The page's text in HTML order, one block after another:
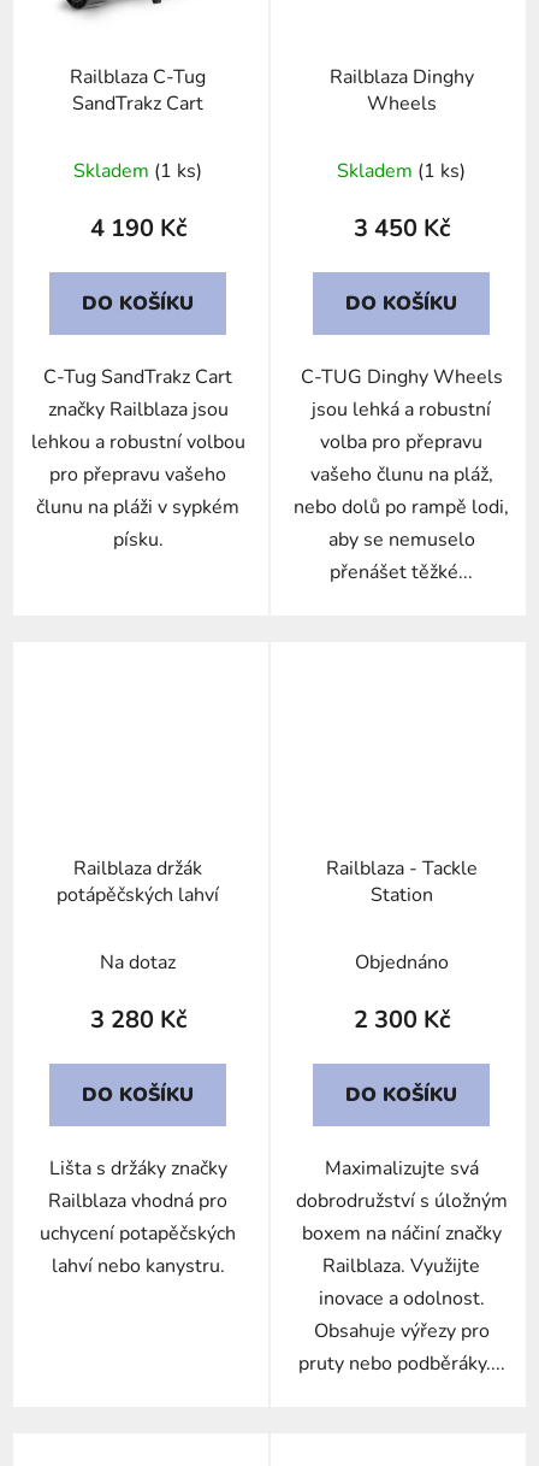
Railblaza C-Tug
SandTrakz Cart
Skladem (1 ks)
4 190 Kč
DO KOŠÍKU
C-Tug SandTrakz Cart
značky Railblaza jsou
lehkou a robustní volbou
pro přepravu vašeho
člunu na pláži v sypkém
písku.
Railblaza Dinghy
Wheels
Skladem (1 ks)
3 450 Kč
DO KOŠÍKU
C-TUG Dinghy Wheels
jsou lehká a robustní
volba pro přepravu
vašeho člunu na pláž,
nebo dolů po rampě lodi,
aby se nemuselo
přenášet těžké...
Railblaza držák
potápěčských lahví
Na dotaz
3 280 Kč
DO KOŠÍKU
Lišta s držáky značky
Railblaza vhodná pro
uchycení potapěčských
lahví nebo kanystru.
Railblaza - Tackle
Station
Objednáno
2 300 Kč
DO KOŠÍKU
Maximalizujte svá
dobrodružství s úložným
boxem na náčiní značky
Railblaza. Využijte
inovace a odolnost.
Obsahuje výřezy pro
pruty nebo podběráky....